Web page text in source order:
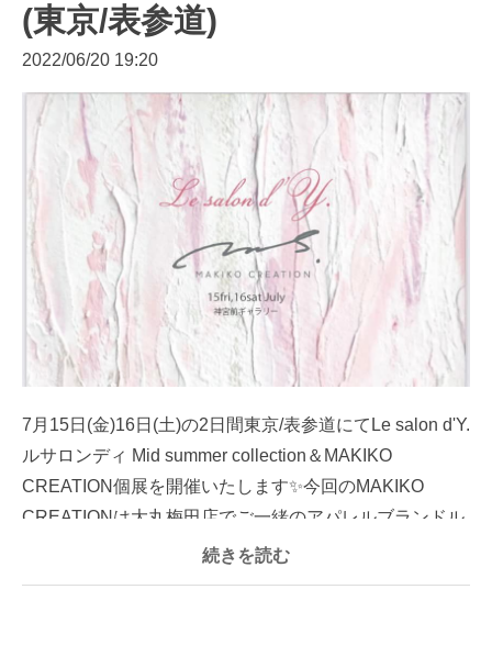
(東京/表参道)
2022/06/20 19:20
7月15日(金)16日(土)の2日間東京/表参道にてLe salon d'Y.
ルサロンディ Mid summer collection＆MAKIKO
CREATION個展を開催いたします✨今回のMAKIKO
CREATIONは大丸梅田店でご一緒のアパレルブランドル
続きを読む